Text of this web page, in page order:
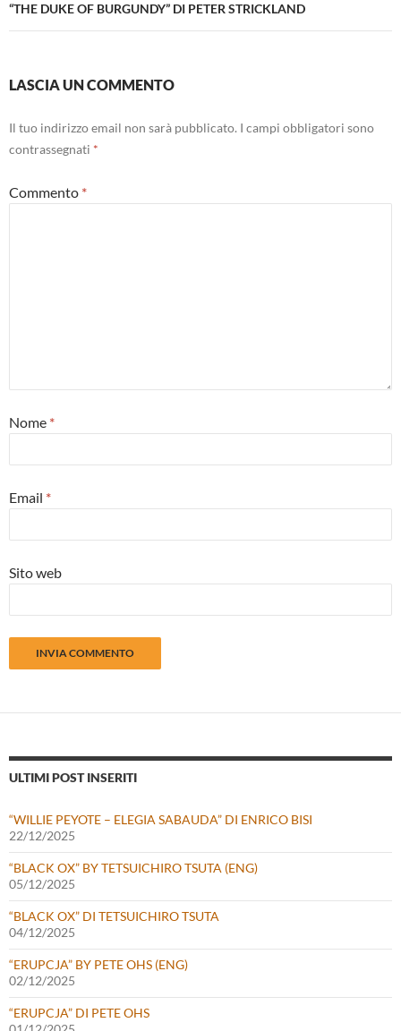
“THE DUKE OF BURGUNDY” DI PETER STRICKLAND
LASCIA UN COMMENTO
Il tuo indirizzo email non sarà pubblicato. I campi obbligatori sono
contrassegnati *
Commento *
Nome *
Email *
Sito web
ULTIMI POST INSERITI
“WILLIE PEYOTE – ELEGIA SABAUDA” DI ENRICO BISI
22/12/2025
“BLACK OX” BY TETSUICHIRO TSUTA (ENG)
05/12/2025
“BLACK OX” DI TETSUICHIRO TSUTA
04/12/2025
“ERUPCJA” BY PETE OHS (ENG)
02/12/2025
“ERUPCJA” DI PETE OHS